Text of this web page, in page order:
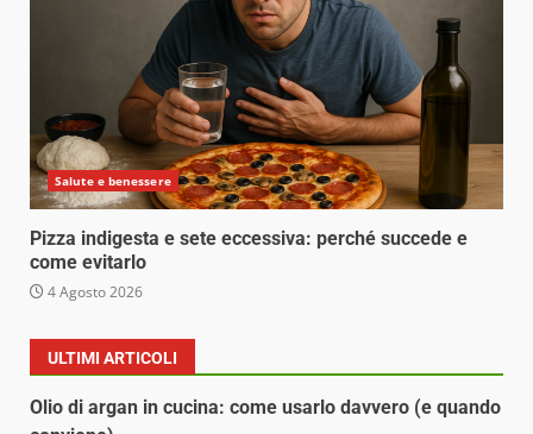
Salute e benessere
Pizza indigesta e sete eccessiva: perché succede e
come evitarlo
4 Agosto 2026
ULTIMI ARTICOLI
Olio di argan in cucina: come usarlo davvero (e quando